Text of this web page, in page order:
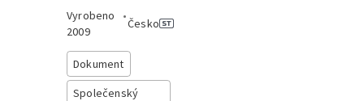
Vyrobeno
2009
•
Česko
Dokument
Společenský